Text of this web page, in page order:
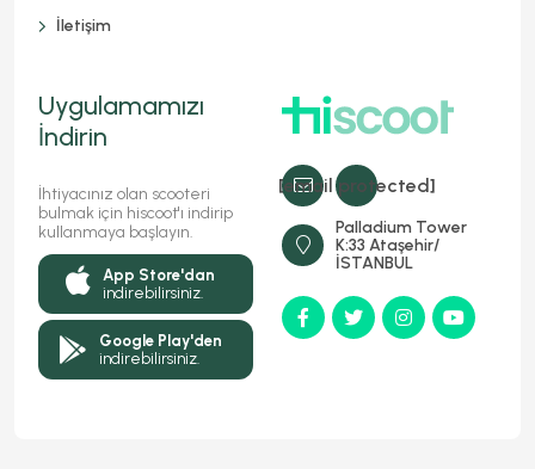
[email protected]
Palladium Tower
K:33 Ataşehir/
İSTANBUL
İletişim
Uygulamamızı
İndirin
İhtiyacınız olan scooteri
bulmak için hiscoot'ı indirip
kullanmaya başlayın.
App Store'dan
indirebilirsiniz.
Google Play'den
indirebilirsiniz.